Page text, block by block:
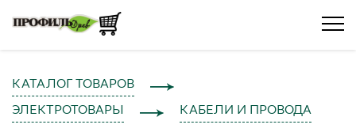
КАТАЛОГ ТОВАРОВ
ЭЛЕКТРОТОВАРЫ КАБЕЛИ И ПРОВОДА